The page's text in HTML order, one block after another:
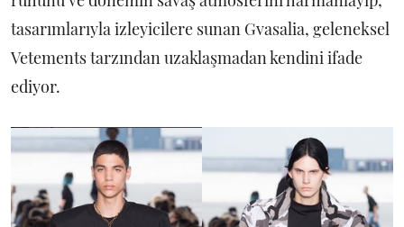
tasarımlarıyla izleyicilere sunan Gvasalia, geleneksel
Vetements tarzından uzaklaşmadan kendini ifade
ediyor.